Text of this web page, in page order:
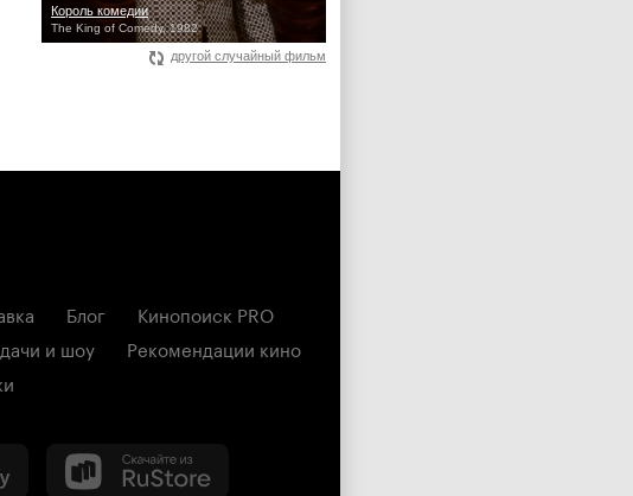
Король комедии
The King of Comedy, 1982
другой случайный фильм
Блог
Кинопоиск PRO
и шоу
Рекомендации кино